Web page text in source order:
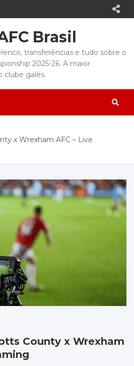
Brasil
transferências e tudo sobre o
2025-26. A maior
clube galês.
x Wrexham AFC – Live
County x Wrexham